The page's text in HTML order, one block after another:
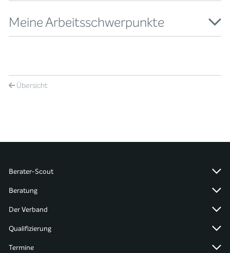
Meine Arbeitsschwerpunkte
Übersicht
Berater-Scout
Beratung
Der Verband
Qualifizierung
Termine